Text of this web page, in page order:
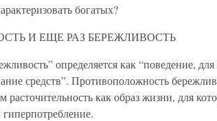
богатых?
И ЕЩЕ РАЗ БЕРЕЖЛИВОСТЬ
определяется как “поведение, для
средств”. Противоположность
как образ жизни, для